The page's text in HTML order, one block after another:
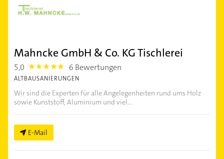
Mahncke GmbH & Co. KG Tischlerei
5,0 5.0 6 Bewertungen
ALTBAUSANIERUNGEN
Wir sind die Experten für alle Angelegenheiten rund ums Holz
sowie Kunststoff, Aluminium und viel...
E-Mail